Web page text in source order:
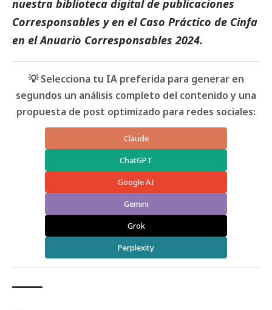
nuestra biblioteca digital de publicaciones
Corresponsables y en el Caso Práctico de Cinfa
en elAnuario Corresponsables 2024.
💡 Selecciona tu IA preferida para generar en
segundos un análisis completo del contenido y una
propuesta de post optimizado para redes sociales:
Claude
ChatGPT
Google AI
Gemini
Grok
Perplexity